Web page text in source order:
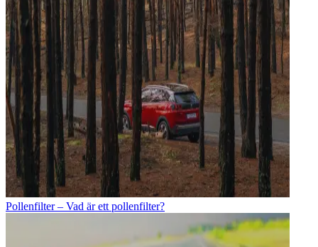
Pollenfilter – Vad är ett pollenfilter?